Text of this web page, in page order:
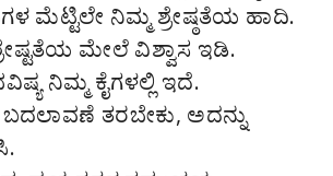
ಮೆಟ್ಟಿಲೇ ನಿಮ್ಮ ಶ್ರೇಷ್ಠತೆಯ ಹಾದಿ.
ಮೇಲೆ ವಿಶ್ವಾಸ ಇಡಿ.
ನಿಮ್ಮ ಕೈಗಳಲ್ಲಿ ಇದೆ.
ಬದಲಾವಣೆ ತರಬೇಕು, ಅದನ್ನು